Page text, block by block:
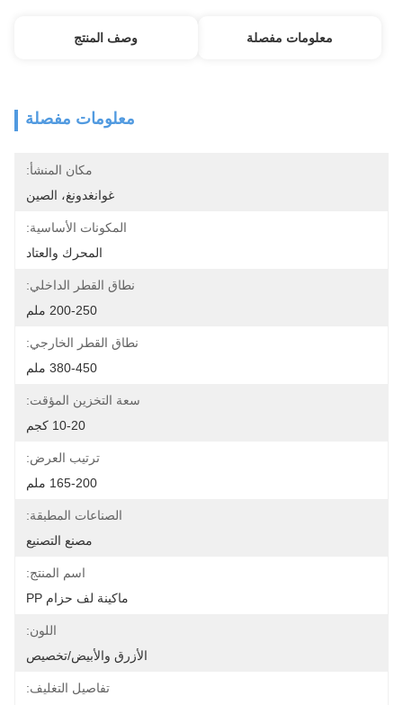
معلومات مفصلة وصف المنتج
معلومات مفصلة
مكان المنشأ:
غوانغدونغ، الصين
المكونات الأساسية:
المحرك والعتاد
نطاق القطر الداخلي:
200-250 ملم
نطاق القطر الخارجي:
380-450 ملم
سعة التخزين المؤقت:
10-20 كجم
ترتيب العرض:
165-200 ملم
الصناعات المطبقة:
مصنع التصنيع
اسم المنتج:
ماكينة لف حزام PP
اللون:
الأزرق والأبيض/تخصيص
تفاصيل التغليف: